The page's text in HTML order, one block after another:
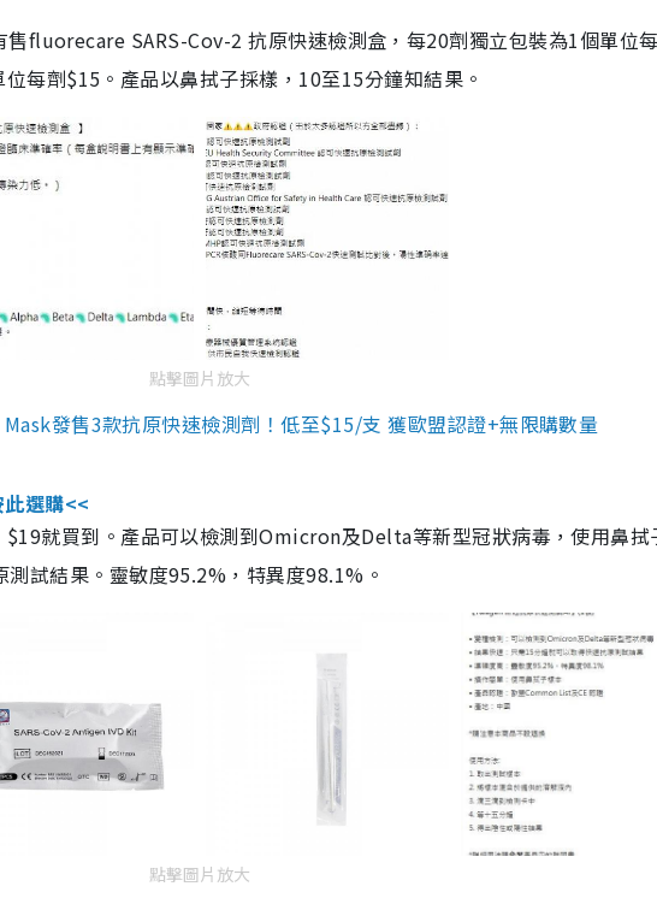
fluorecare SARS-Cov-2 抗原快速檢測盒，每20劑獨立包裝為1個單位
每劑$15。產品以鼻拭子採樣，10至15分鐘知結果。
點擊圖片放大
發售3款抗原快速檢測劑！低至$15/支 獲歐盟認證+無限購數量
選購<<
就買到。產品可以檢測到Omicron及Delta等新型冠狀病毒，使用鼻拭
試結果。靈敏度95.2%，特異度98.1%。
點擊圖片放大